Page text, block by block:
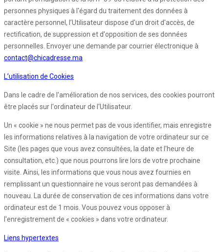
personnes physiques à l'égard du traitement des données à
caractère personnel, l’Utilisateur dispose d'un droit d'accès, de
rectification, de suppression et d'opposition de ses données
personnelles. Envoyer une demande par courrier électronique à
contact@chicadresse.ma
L’utilisation de Cookies
Dans le cadre de l'amélioration de nos services, des cookies pourront
être placés sur l'ordinateur de l'Utilisateur.
Un « cookie » ne nous permet pas de vous identifier, mais enregistre
les informations relatives à la navigation de votre ordinateur sur ce
Site (les pages que vous avez consultées, la date et l'heure de
consultation, etc.) que nous pourrons lire lors de votre prochaine
visite. Ainsi, les informations que vous nous avez fournies en
remplissant un questionnaire ne vous seront pas demandées à
nouveau. La durée de conservation de ces informations dans votre
ordinateur est de 1 mois. Vous pouvez vous opposer à
l'enregistrement de « cookies » dans votre ordinateur.
Liens hypertextes